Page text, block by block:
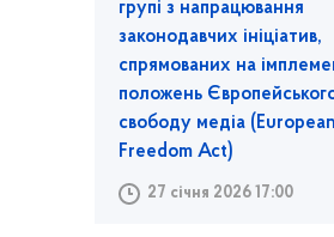
групі з напрацювання
законодавчих ініціатив,
спрямованих на
положень
свободу медіа
Freedom Act)
27 січня 2026 17:00